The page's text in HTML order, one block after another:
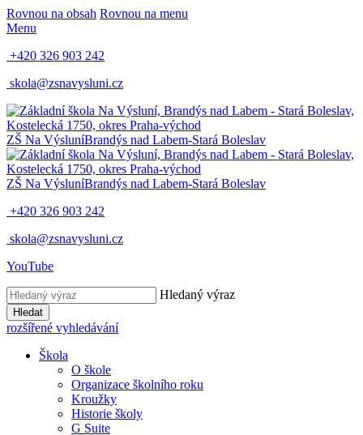
Rovnou na obsah Rovnou na menu
Menu
+420 326 903 242
skola@zsnavysluni.cz
ZŠ Na VýsluníBrandýs nad Labem-Stará Boleslav
ZŠ Na VýsluníBrandýs nad Labem-Stará Boleslav
+420 326 903 242
skola@zsnavysluni.cz
YouTube
Hledaný výraz
Hledat
rozšířené vyhledávání
Škola
O škole
Organizace školního roku
Kroužky
Historie školy
G Suite